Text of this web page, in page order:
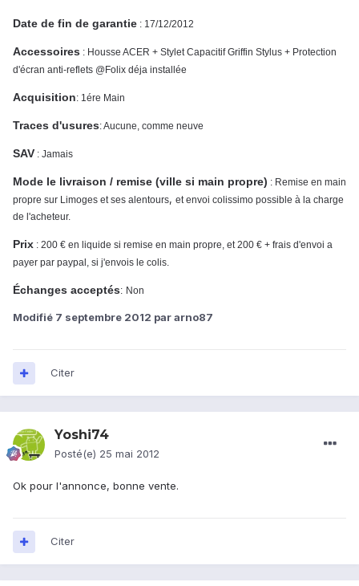
Date de fin de garantie : 17/12/2012
Accessoires : Housse ACER + Stylet Capacitif Griffin Stylus + Protection
d'écran anti-reflets @Folix déja installée
Acquisition: 1ére Main
Traces d'usures: Aucune, comme neuve
SAV : Jamais
Mode le livraison / remise (ville si main propre) : Remise en main
propre sur Limoges et ses alentours, et envoi colissimo possible à la charge
de l'acheteur.
Prix : 200 € en liquide si remise en main propre, et 200 € + frais d'envoi a
payer par paypal, si j'envois le colis.
Échanges acceptés: Non
Modifié 7 septembre 2012 par arno87
Citer
Yoshi74
Posté(e) 25 mai 2012
Ok pour l'annonce, bonne vente.
Citer